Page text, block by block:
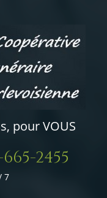
pour VOUS
2455
7